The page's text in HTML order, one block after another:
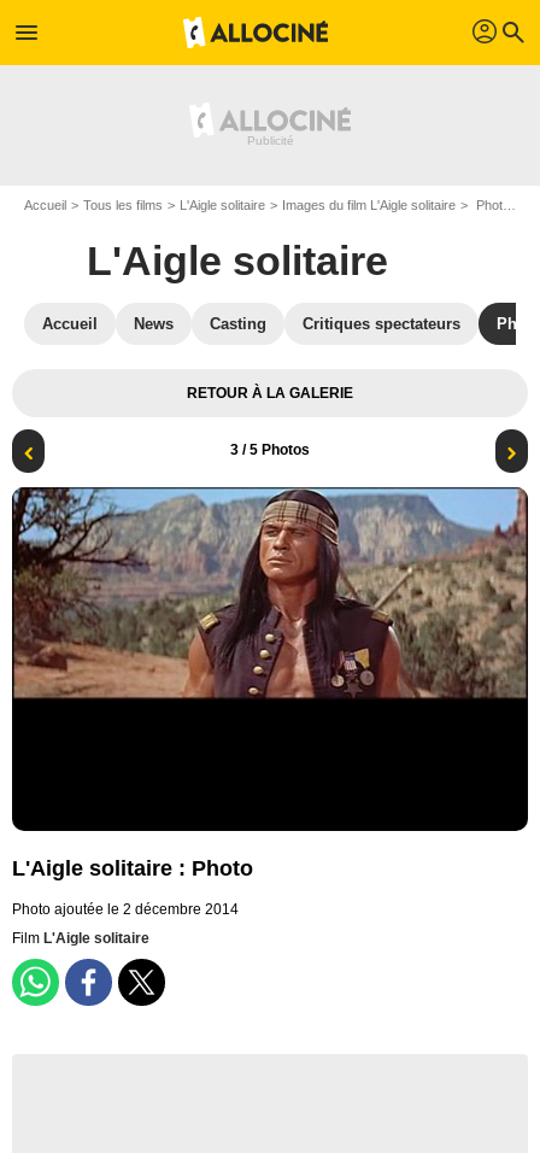
menu profil search
Accueil Tous les films L'Aigle solitaire Images du film L'Aigle solitaire Photo du film L'Aigle solitaire - Photo 3
L'Aigle solitaire
Accueil News Casting Critiques spectateurs
RETOUR À LA GALERIE
3 / 5 Photos
L'Aigle solitaire : Photo
Photo ajoutée le 2 décembre 2014
Film L'Aigle solitaire